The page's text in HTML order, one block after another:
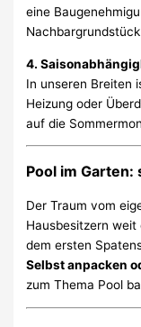
eine
4.
In unseren Breiten
Heizung oder
auf die
Pool im Garten:
Der Traum vom
Hausbesitzern
dem ersten
Selbst anpacken
zum Thema Pool